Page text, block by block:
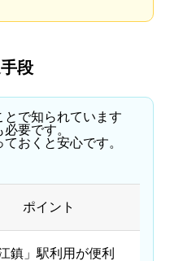
段
で知られています
要です。
おくと安心です。
ポイント
鎮」駅利用が便利